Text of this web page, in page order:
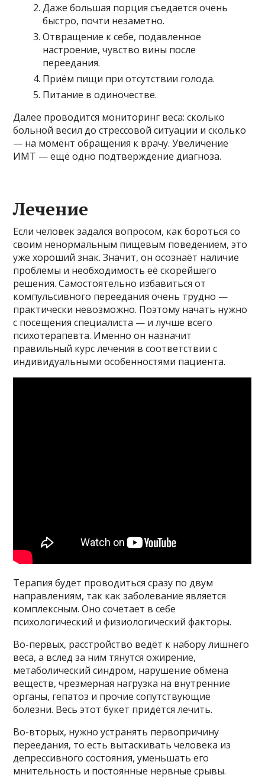
Даже большая порция съедается очень
быстро, почти незаметно.
Отвращение к себе, подавленное
настроение, чувство вины после
переедания.
Приём пищи при отсутствии голода.
Питание в одиночестве.
Далее проводится мониторинг веса: сколько
больной весил до стрессовой ситуации и сколько
— на момент обращения к врачу. Увеличение
ИМТ — ещё одно подтверждение диагноза.
Лечение
Если человек задался вопросом, как бороться со
своим ненормальным пищевым поведением, это
уже хороший знак. Значит, он осознаёт наличие
проблемы и необходимость её скорейшего
решения. Самостоятельно избавиться от
компульсивного переедания очень трудно —
практически невозможно. Поэтому начать нужно
с посещения специалиста — и лучше всего
психотерапевта. Именно он назначит
правильный курс лечения в соответствии с
индивидуальными особенностями пациента.
Терапия будет проводиться сразу по двум
направлениям, так как заболевание является
комплексным. Оно сочетает в себе
психологический и физиологический факторы.
Во-первых, расстройство ведёт к набору лишнего
веса, а вслед за ним тянутся ожирение,
метаболический синдром, нарушение обмена
веществ, чрезмерная нагрузка на внутренние
органы, гепатоз и прочие сопутствующие
болезни. Весь этот букет придётся лечить.
Во-вторых, нужно устранять первопричину
переедания, то есть вытаскивать человека из
депрессивного состояния, уменьшать его
мнительность и постоянные нервные срывы.